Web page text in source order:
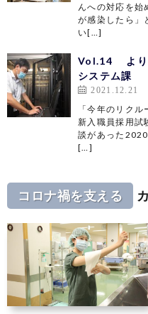
んへの対応を始
が感染したら」
い[…]
Vol.14 より
システム課
2021.12.21
「今年のリク
新入職員採用試
談があった
[…]
コロナ禍を支える